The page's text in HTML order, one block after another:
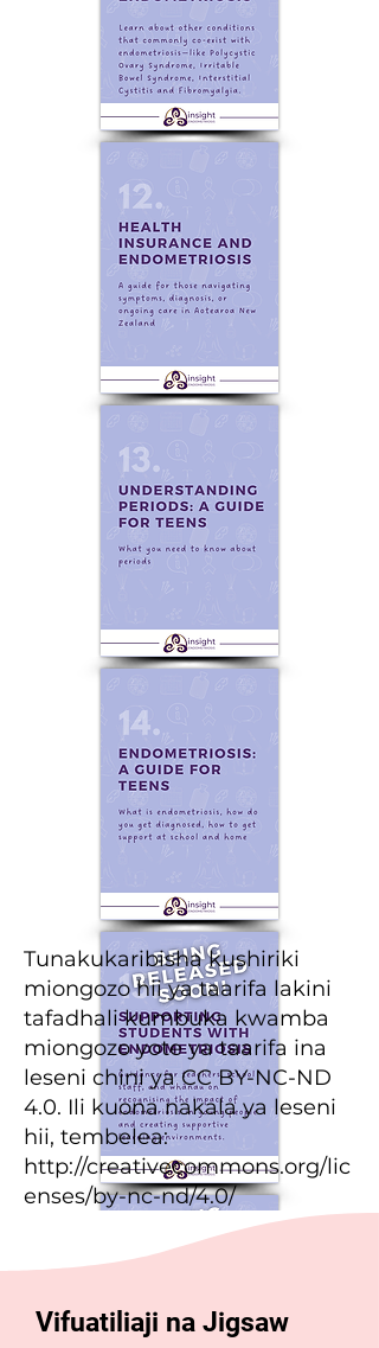
Tunakukaribisha kushiriki
miongozo hii ya taarifa lakini
tafadhali kumbuka kwamba
miongozo yote ya taarifa ina
leseni chini ya CC BY-NC-ND
4.0. Ili kuona nakala ya leseni
hii, tembelea:
http://creativecommons.org/lic
enses/by-nc-nd/4.0/
Vifuatiliaji na Jigsaw